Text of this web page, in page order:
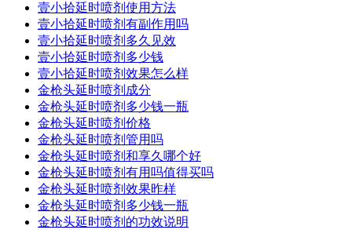
壹小拾延时喷剂使用方法
壹小拾延时喷剂有副作用吗
壹小拾延时喷剂多久见效
壹小拾延时喷剂多少钱
壹小拾延时喷剂效果怎么样
金枪头延时喷剂成分
金枪头延时喷剂多少钱一瓶
金枪头延时喷剂价格
金枪头延时喷剂管用吗
金枪头延时喷剂和享久哪个好
金枪头延时喷剂有用吗值得买吗
金枪头延时喷剂效果昨样
金枪头延时喷剂多少钱一瓶
金枪头延时喷剂的功效说明